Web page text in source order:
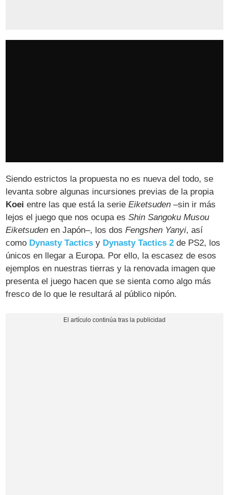
Siendo estrictos la propuesta no es nueva del todo, se
levanta sobre algunas incursiones previas de la propia
Koei entre las que está la serieEiketsuden –sin ir más
lejos el juego que nos ocupa esShin Sangoku Musou
Eiketsuden en Japón–, los dosFengshen Yanyi, así
como Dynasty Tactics y Dynasty Tactics 2 de PS2, los
únicos en llegar a Europa. Por ello, la escasez de esos
ejemplos en nuestras tierras y la renovada imagen que
presenta el juego hacen que se sienta como algo más
fresco de lo que le resultará al público nipón.